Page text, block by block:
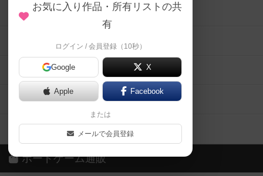
お気に入り作品・所有リストの共
有
ログイン / 会員登録（10秒）
Google X
Apple Facebook
または
メールで会員登録
メカニクス特集
掲示板・トピックス
ボドとも・会員一覧
ボードゲーム業界コラム
ボドゲーマご利用案内
ボードゲーム通販